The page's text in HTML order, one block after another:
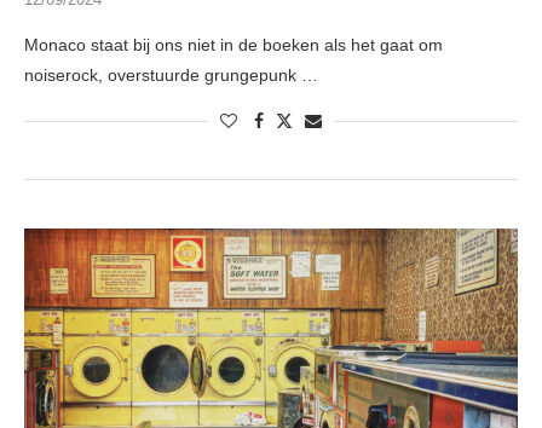
Monaco staat bij ons niet in de boeken als het gaat om
noiserock, overstuurde grungepunk …